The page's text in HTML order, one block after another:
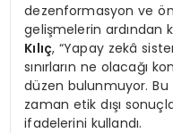
dezenformasyon ve
gelişmelerin ardından
Kılıç, “Yapay zekâ
sınırların ne olacağı
düzen bulunmuyor.
zaman etik dışı
ifadelerini kullandı.